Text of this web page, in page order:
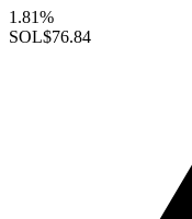
1.81%
SOL$76.84